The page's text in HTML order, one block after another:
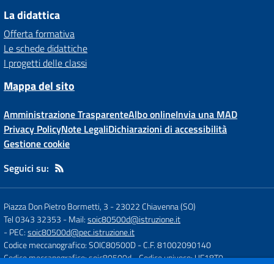
La didattica
Offerta formativa
Le schede didattiche
I progetti delle classi
Mappa del sito
Amministrazione TrasparenteAlbo onlineInvia una MAD
Privacy PolicyNote LegaliDichiarazioni di accessibilità
Gestione cookie
Seguici su:
Piazza Don Pietro Bormetti, 3 -23022 Chiavenna (SO)
Tel 0343 32353 - Mail:soic80500d@istruzione.it
- PEC:soic80500d@pec.istruzione.it
Codice meccanografico: SOIC80500D- C.F. 81002090140
Codice meccanografico: soic80500d- Codice univoco: UF18T0